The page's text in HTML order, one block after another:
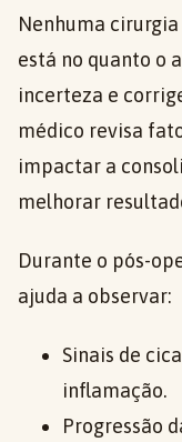
Nenhuma
está no quanto o
incerteza e
médico revisa
impactar a
melhorar
Durante o pós-
ajuda a observar:
Sinais de
inflamação.
Progressão